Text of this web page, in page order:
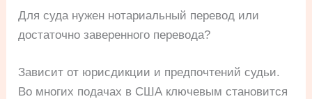
Для суда нужен нотариальный перевод или
достаточно заверенного перевода?
Зависит от юрисдикции и предпочтений судьи.
Во многих подачах в США ключевым становится